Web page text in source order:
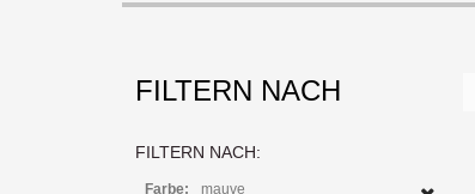
FILTERN NACH
FILTERN NACH:
Farbe:
mauve